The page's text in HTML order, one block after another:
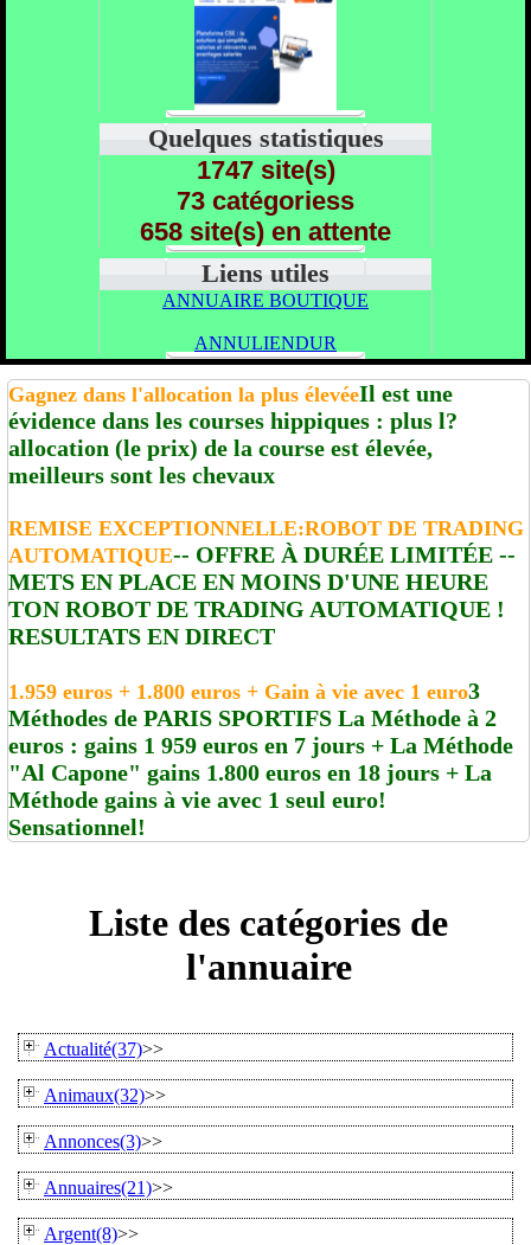
Quelques statistiques
1747 site(s)
73 catégoriess
658 site(s) en attente
Liens utiles
ANNUAIRE BOUTIQUE
ANNULIENDUR
Gagnez dans l'allocation la plus élevéeIl est une
évidence dans les courses hippiques : plus l?
allocation (le prix) de la course est élevée,
meilleurs sont les chevaux
REMISE EXCEPTIONNELLE:ROBOT DE TRADING
AUTOMATIQUE-- OFFRE À DURÉE LIMITÉE --
METS EN PLACE EN MOINS D'UNE HEURE
TON ROBOT DE TRADING AUTOMATIQUE !
RESULTATS EN DIRECT
1.959 euros + 1.800 euros + Gain à vie avec 1 euro3
Méthodes de PARIS SPORTIFS La Méthode à 2
euros : gains 1 959 euros en 7 jours + La Méthode
"Al Capone" gains 1.800 euros en 18 jours + La
Méthode gains à vie avec 1 seul euro!
Sensationnel!
Liste des catégories de
l'annuaire
Actualité(37)>>
Animaux(32)>>
Annonces(3)>>
Annuaires(21)>>
Argent(8)>>